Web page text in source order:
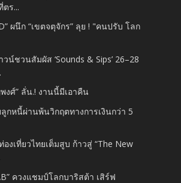
ร...
ผนึก “เขตจตุจักร” ลุย ! "คนปรับ โลก
น์ชวนสัมผัส ‘Sounds & Sips’ 26–28
งศ์” ลั่น.! งานนี้มีเอาคืน
กหนี้ผ่านพ้นวิกฤตทางการเงินกว่า 5
งเที่ยวไทยเต็มสูบ ก้าวสู่ “The New
ควงแชมป์โลกบาริสต้า เสิร์ฟ